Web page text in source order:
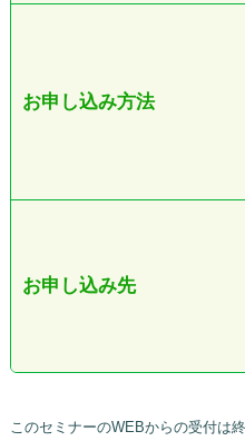
お申し込み方法
お申し込み先
このセミナーのWEBからの受付は